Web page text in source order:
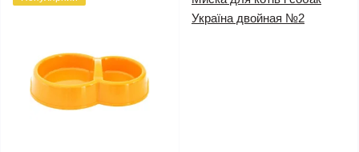
Україна двойная №2